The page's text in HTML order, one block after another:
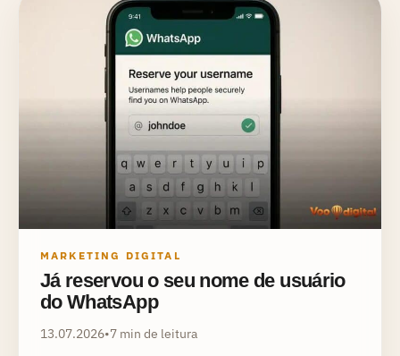
MARKETING DIGITAL
Já reservou o seu nome de usuário
do WhatsApp
13.07.2026•7 min de leitura